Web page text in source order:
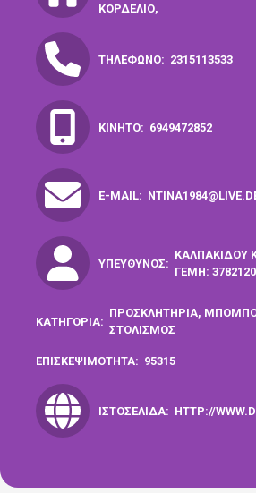
ΚΟΡΔΕΛΙΌ,
ΤΗΛΈΦΩΝΟ: 2315113533
ΚΙΝΗΤΌ: 6949472852
E-MAIL:
ΥΠΕΎΘΥΝΟΣ:
ΚΑΛΠΑΚΊΔΟΥ
ΓΕΜΗ:
ΚΑΤΗΓΟΡΊΑ:
ΠΡΟΣΚΛΗΤΗΡΙΑ,
ΣΤΟΛΙΣΜΟΣ
ΕΠΙΣΚΕΨΙΜΌΤΗΤΑ: 95315
ΙΣΤΟΣΕΛΊΔΑ: HTTP://